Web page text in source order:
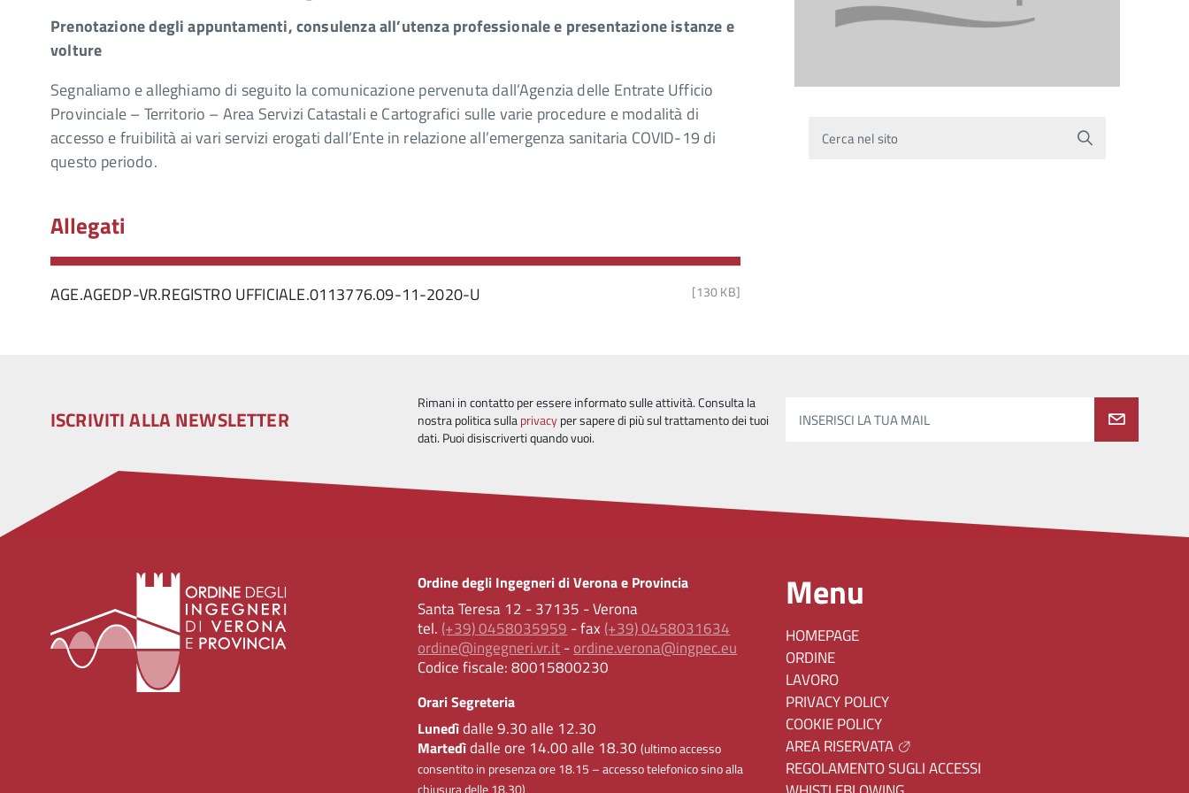
Prenotazione degli appuntamenti, consulenza all’utenza professionale e presentazione istanze e
volture
Segnaliamo e alleghiamo di seguito la comunicazione pervenuta dall’Agenzia delle Entrate Ufficio
Provinciale – Territorio – Area Servizi Catastali e Cartografici sulle varie procedure e modalità di
accesso e fruibilità ai vari servizi erogati dall’Ente in relazione all’emergenza sanitaria COVID-19 di
questo periodo.
Allegati
AGE.AGEDP-VR.REGISTRO UFFICIALE.0113776.09-11-2020-U [130 KB]
Cerca nel sito
ISCRIVITI ALLA NEWSLETTER
Rimani in contatto per essere informato sulle attività. Consulta la
nostra politica sullaprivacyper sapere di più sul trattamento dei tuoi
dati. Puoi disiscriverti quando vuoi.
INSERISCI LA TUA MAIL
Ordine degli Ingegneri di Verona e Provincia
Santa Teresa 12 - 37135 - Verona
tel. (+39) 0458035959 - fax (+39) 0458031634
ordine@ingegneri.vr.it-ordine.verona@ingpec.eu
Codice fiscale:80015800230
Orari Segreteria
Lunedìdalle 9.30 alle 12.30
Martedìdalle ore 14.00 alle 18.30(ultimo accesso
consentito in presenza ore 18.15 – accesso telefonico sino alla
chiusura delle 18.30)
Menu
HOMEPAGE
ORDINE
LAVORO
PRIVACY POLICY
COOKIE POLICY
AREA RISERVATA
REGOLAMENTO SUGLI ACCESSI